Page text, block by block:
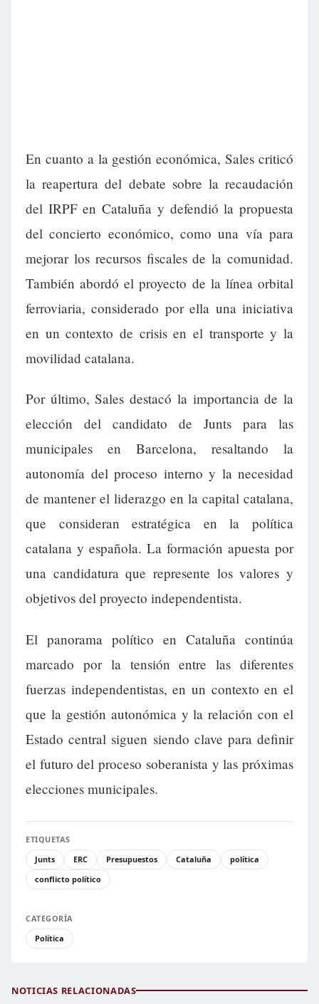
En cuanto a la gestión económica, Sales criticó
la reapertura del debate sobre la recaudación
del IRPF en Cataluña y defendió la propuesta
del concierto económico, como una vía para
mejorar los recursos fiscales de la comunidad.
También abordó el proyecto de la línea orbital
ferroviaria, considerado por ella una iniciativa
en un contexto de crisis en el transporte y la
movilidad catalana.
Por último, Sales destacó la importancia de la
elección del candidato de Junts para las
municipales en Barcelona, resaltando la
autonomía del proceso interno y la necesidad
de mantener el liderazgo en la capital catalana,
que consideran estratégica en la política
catalana y española. La formación apuesta por
una candidatura que represente los valores y
objetivos del proyecto independentista.
El panorama político en Cataluña continúa
marcado por la tensión entre las diferentes
fuerzas independentistas, en un contexto en el
que la gestión autonómica y la relación con el
Estado central siguen siendo clave para definir
el futuro del proceso soberanista y las próximas
elecciones municipales.
ETIQUETAS
Junts
ERC Presupuestos Cataluña
política
conflicto político
CATEGORÍA
Política
NOTICIAS RELACIONADAS